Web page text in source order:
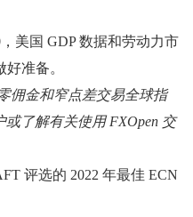
美国 GDP 数据和劳动力市
准备。
佣金和窄点差交易全球指
或了解有关使用 FXOpen 交
评选的 2022 年最佳 ECN